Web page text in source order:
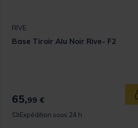
panier
RIVE
Base Tiroir Alu Noir Rive- F2
65,99 €
Expédition sous 24 h